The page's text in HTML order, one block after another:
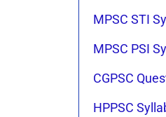
MPSC STI
MPSC PSI
CGPSC
HPPSC